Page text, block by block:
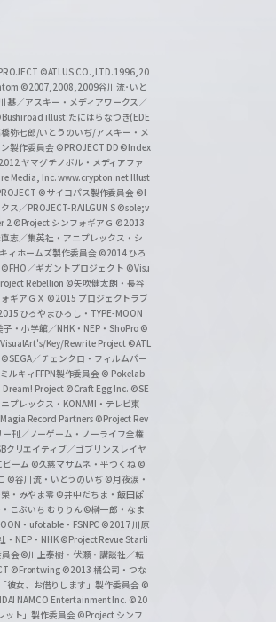
©ATLUS CO.,LTD.1996,20
©2007,2008,2009谷川流･いと
基／アスキー・メディアワークス／
illust:たにはらなつき(EDE
弥七郎/いとうのいぢ/アスキー・メ
製作委員会 ©PROJECT DD ©Index
ヤマグチノボル・メディアファ
Media, Inc. www.crypton.net Illust
©サイコパス製作委員会 ©I
ス／PROJECT-RAILGUN S ©sole;v
2 ©Project シンフォギアＧ ©2013
志／集英社・アニプレックス・シ
ィホームズ製作委員会 ©2014 ひろ
©FHO／ギガントプロジェクト ©Visu
Rebellion ©矢吹健太朗・長谷
ギアＧＸ ©2015 プロジェクトラブ
ひろやまひろし・TYPE-MOON
・小学館／NHK・NEP・ShoPro ©
Key/Rewrite Project ©ATL
©SEGA／チェンクロ・フィルムパー
ルキィFFPN製作委員会 © Pokelab
Dream! Project ©Craft Egg Inc. ©SE
プレックス・KONAMI・テレビ東
Record Partners ©Project Rev
刊／ノーゲーム・ノーライフ全権
クリエイティブ／ゴブリンスレイヤ
ーム ©久慈マサムネ・平つくね ©
©谷川流・いとうのいぢ ©月夜涙・
・みやま零 ©井中だちま・飯田ぽ
こぶいち むりりん ©榊一郎・なま
・ufotable・FSNPC ©2017 川原
・NEP・NHK ©Project Revue Starli
会©川上泰樹・伏瀬・講談社／転
©Frontwing ©2013 橘公司・つな
彼女、お借りします」製作委員会 ©
NAMCO Entertainment Inc. ©20
ット」製作委員会 ©Project シンフ